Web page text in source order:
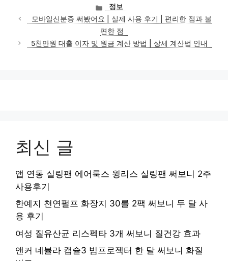
카
테
고
리
정보
모바일신분증 써봤어요 | 실제 사용 후기 | 편리한 점과 불
편한 점
5천만원 대출 이자 및 원금 계산 방법 | 상세 계산법 안내
최신 글
앱 연동 실링팬 에어룩스 윙리스 실링팬 써보니 2주
사용후기
한예지 천연펄프 화장지 30롤 2팩 써보니 두 달 사
용 후기
여성 질유산균 리스펙타 3개 써보니 질건강 효과
앤커 네뷸라 캡슐3 빔프로젝터 한 달 써보니 화질